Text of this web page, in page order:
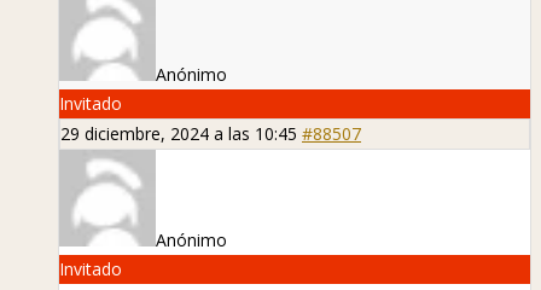
Anónimo
Invitado
29 diciembre, 2024 a las 10:45 #88507
Anónimo
Invitado